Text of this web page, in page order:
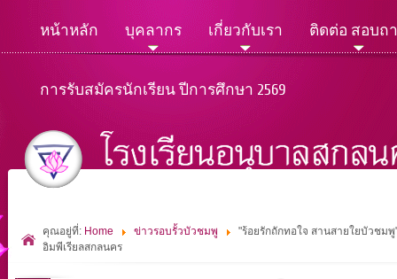
หน้าหลัก บุคลากร เกี่ยวกับเรา ติดต่อ สอบถ
การรับสมัครนักเรียน ปีการศึกษา 2569
คุณอยู่ที่: Home ข่าวรอบรั้วบัวชมพู
"ร้อยรักถักทอใจ สานสายใยบัวช
อิมพีเรียลสกลนคร